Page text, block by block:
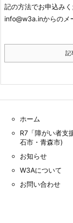
記の方法でお申込みく
info@w3a.inからのメ
記
ホーム
R7「障がい者支
石市・青森市)
お知らせ
W3Aについて
お問い合わせ